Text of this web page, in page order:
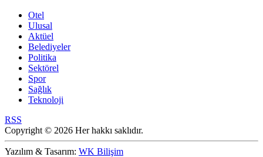
Otel
Ulusal
Aktüel
Belediyeler
Politika
Sektörel
Spor
Sağlık
Teknoloji
RSS
Copyright © 2026 Her hakkı saklıdır.
Yazılım & Tasarım: WK Bilişim